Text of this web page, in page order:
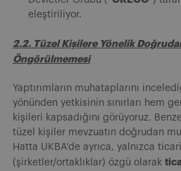
eleştiriliyor.
2.2. Tüzel Kişilere Yönelik
Öngörülmemesi
Yaptırımların muhataplarını
yönünden yetkisinin sınırları hem
kişileri kapsadığını görüyoruz.
tüzel kişiler mevzuatın doğrudan
Hatta UKBA’de ayrıca, yalnızca
(şirketler/ortaklıklar) özgü olarak